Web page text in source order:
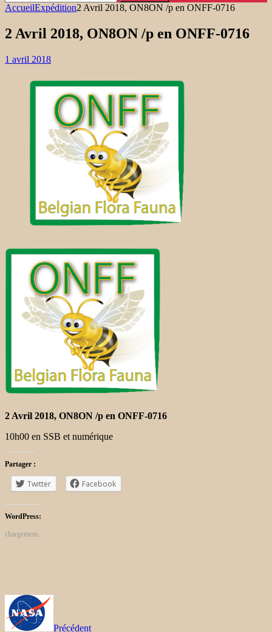
AccueilExpédition2 Avril 2018, ON8ON /p en ONFF-0716
2 Avril 2018, ON8ON /p en ONFF-0716
1 avril 2018
2 Avril 2018, ON8ON /p en ONFF-0716
10h00 en SSB et numérique
Partager :
Twitter Facebook
WordPress:
chargement…
Précédent